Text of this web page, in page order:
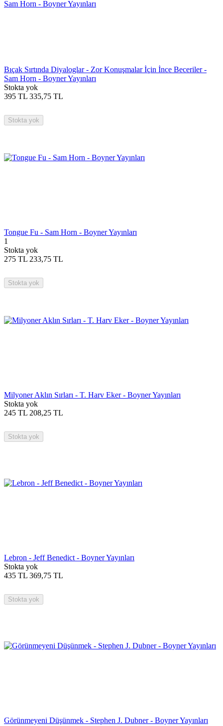
Bıçak Sırtında Diyaloglar - Zor Konuşmalar İçin İnce Beceriler -
Sam Horn - Boyner Yayınları
Stokta yok
395 TL 335,75 TL
Stokta yok
Tongue Fu - Sam Horn - Boyner Yayınları
1
Stokta yok
275 TL 233,75 TL
Stokta yok
Milyoner Aklın Sırları - T. Harv Eker - Boyner Yayınları
Stokta yok
245 TL 208,25 TL
Stokta yok
Lebron - Jeff Benedict - Boyner Yayınları
Stokta yok
435 TL 369,75 TL
Stokta yok
Görünmeyeni Düşünmek - Stephen J. Dubner - Boyner Yayınları